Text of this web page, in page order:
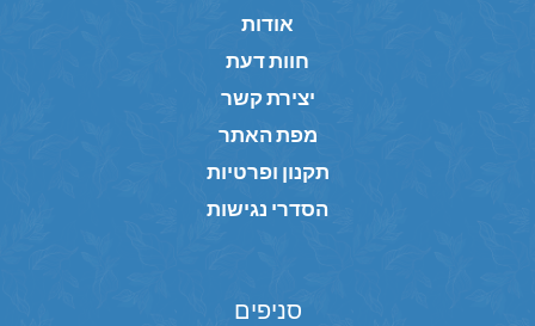
אודות
חוות דעת
יצירת קשר
מפת האתר
תקנון ופרטיות
הסדרי נגישות
סניפים